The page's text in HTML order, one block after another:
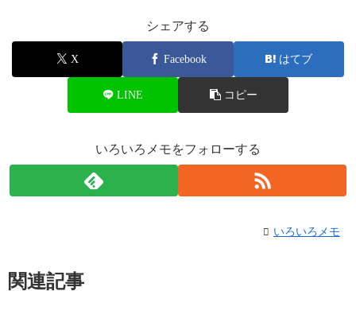
シェアする
X Facebook はてブ
LINE コピー
いろいろメモをフォローする
いろいろメモ
関連記事